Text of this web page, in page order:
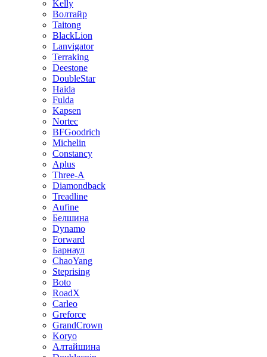
Kelly
Волтайр
Taitong
BlackLion
Lanvigator
Terraking
Deestone
DoubleStar
Haida
Fulda
Kapsen
Nortec
BFGoodrich
Michelin
Constancy
Aplus
Three-A
Diamondback
Treadline
Aufine
Белшина
Dynamo
Forward
Барнаул
ChaoYang
Steprising
Boto
RoadX
Carleo
Greforce
GrandCrown
Koryo
Алтайшина